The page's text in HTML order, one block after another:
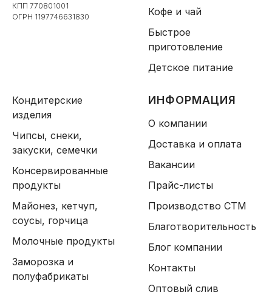
КПП 770801001
ОГРН 1197746631830
Кофе и чай
Быстрое
приготовление
Детское питание
Кондитерские
изделия
Чипсы, снеки,
закуски, семечки
Консервированные
продукты
Майонез, кетчуп,
соусы, горчица
Молочные продукты
Заморозка и
полуфабрикаты
ИНФОРМАЦИЯ
О компании
Доставка и оплата
Вакансии
Прайс-листы
Производство СТМ
Благотворительность
Блог компании
Контакты
Оптовый слив